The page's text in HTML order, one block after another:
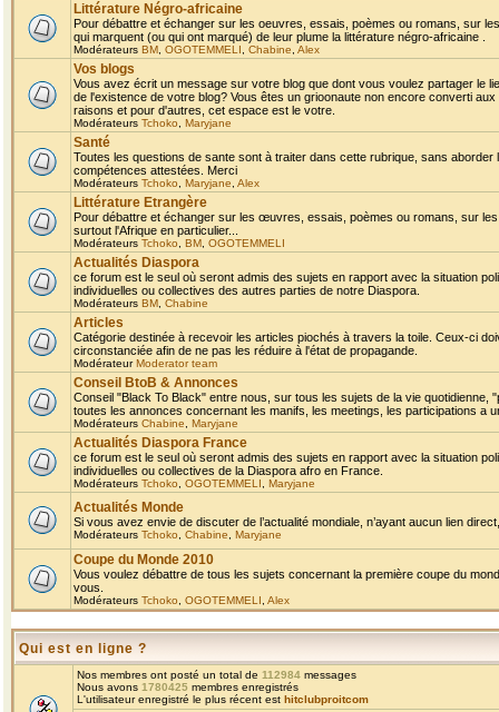
Littérature Négro-africaine
Pour débattre et échanger sur les oeuvres, essais, poèmes ou romans, sur
qui marquent (ou qui ont marqué) de leur plume la littérature négro-africaine .
Modérateurs BM OGOTEMMELI Chabine Alex
Vos blogs
Vous avez écrit un message sur votre blog que dont vous voulez partager le
de l'existence de votre blog? Vous êtes un grioonaute non encore converti
raisons et pour d'autres, cet espace est le votre.
Modérateurs Tchoko Maryjane
Santé
Toutes les questions de sante sont à traiter dans cette rubrique, sans
compétences attestées. Merci
Modérateurs Tchoko Maryjane Alex
Littérature Etrangère
Pour débattre et échanger sur les œuvres, essais, poèmes ou romans, sur
surtout l'Afrique en particulier...
Modérateurs Tchoko BM OGOTEMMELI
Actualités Diaspora
ce forum est le seul où seront admis des sujets en rapport avec la situation
individuelles ou collectives des autres parties de notre Diaspora.
Modérateurs BM Chabine
Articles
Catégorie destinée à recevoir les articles piochés à travers la toile. Ceux-ci
circonstanciée afin de ne pas les réduire à l'état de propagande.
ModérateurModerator team
Conseil BtoB & Annonces
Conseil "Black To Black" entre nous, sur tous les sujets de la vie
toutes les annonces concernant les manifs, les meetings, les participations a
Modérateurs Chabine Maryjane
Actualités Diaspora France
ce forum est le seul où seront admis des sujets en rapport avec la situation
individuelles ou collectives de la Diaspora afro en France.
Modérateurs Tchoko OGOTEMMELI Maryjane
Actualités Monde
Si vous avez envie de discuter de l’actualité mondiale, n’ayant aucun lien
Modérateurs Tchoko Chabine Maryjane
Coupe du Monde 2010
Vous voulez débattre de tous les sujets concernant la première coupe du
vous.
Modérateurs Tchoko OGOTEMMELI Alex
Qui est en ligne ?
Nos membres ont posté un total de 112984 messages
Nous avons 1780425 membres enregistrés
L'utilisateur enregistré le plus récent est hitclubproitcom